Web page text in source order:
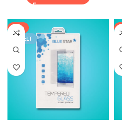
SALE
KIEMELT